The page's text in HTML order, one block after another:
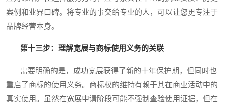
案例和业界口碑。将专业的事交给专业的人，可以让您更专注于
品牌经营本身。
第十三步：理解宽展与商标使用义务的关联
需要明确的是，成功宽展获得了新的十年保护期，但同时也
重启了商标的使用义务。商标权的维持有赖于其在商业活动中的
真实使用。虽然在宽展申请阶段可能不强制查验使用证据，但在